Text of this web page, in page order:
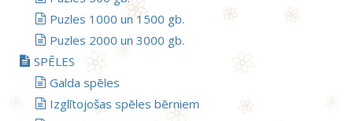
Puzles 1000 un 1500 gb.
Puzles 2000 un 3000 gb.
SPĒLES
Galda spēles
Izglītojošas spēles bērniem